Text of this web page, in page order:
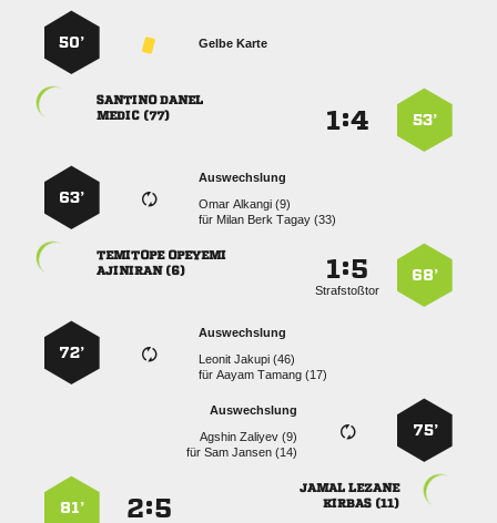
Gelbe Karte
50’
53’
:
 
 
Auswechslung
  
für    
63’
68’
:
Strafstoßtor
 
 
Auswechslung
  
für  
72’
75’
Auswechslung
  
für  
 
 
:
81’